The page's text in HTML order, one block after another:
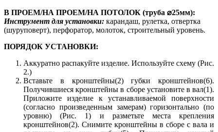
В ПРОЕМ/НА ПРОЕМ/НА ПОТОЛОК (труба ⌀25мм):
Инструмент для установки: карандаш, рулетка, отвертка
(шуруповерт), перфоратор, молоток, строительный уровень.
ПОРЯДОК УСТАНОВКИ:
Аккуратно распакуйте изделие. Используйте схему (Рис.
2.)
Вставьте в кронштейны(2) губки кронштейнов(6).
Получившиеся кронштейны в сборе установите в вал(1).
Приложите изделие к устанавливаемой поверхности
(согласно произведенным замерам) горизонтально (по
уровню) (Рис. 1) и разметьте места крепления
кронштейнов(2). Снимите кронштейны в сборе с вала и